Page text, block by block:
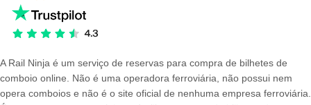
A Rail Ninja é um serviço de reservas para compra de bilhetes de
comboio online. Não é uma operadora ferroviária, não possui nem
opera comboios e não é o site oficial de nenhuma empresa ferroviária.